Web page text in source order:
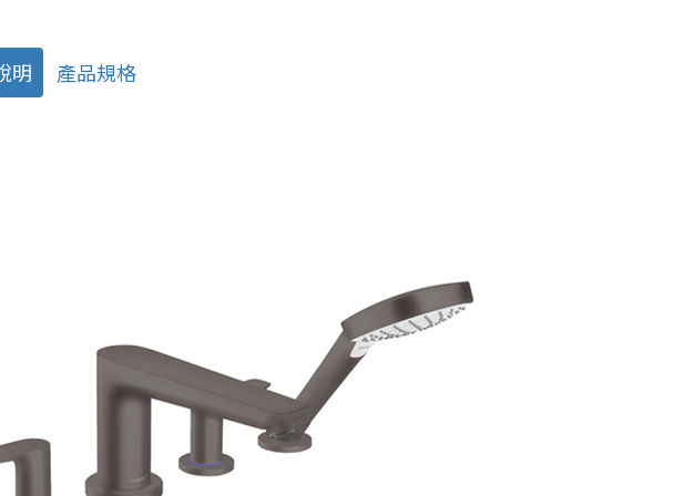
明 產品規格